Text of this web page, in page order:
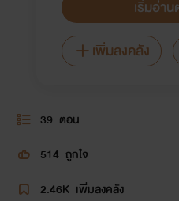
เริ่มอ่า
เพิ่มลงคลัง
39 ตอน
514 ถูกใจ
2.46K เพิ่มลงคลัง